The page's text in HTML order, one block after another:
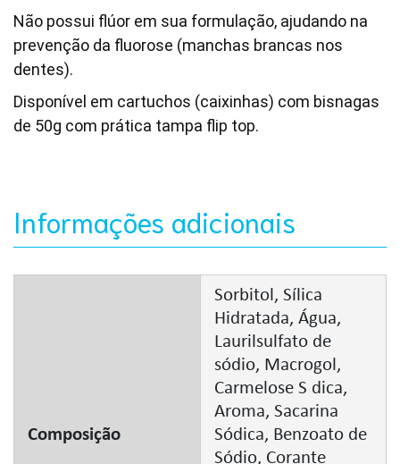
Não possui flúor em sua formulação, ajudando na
prevenção da fluorose (manchas brancas nos
dentes).
Disponível em cartuchos (caixinhas) com bisnagas
de 50g com prática tampa flip top.
Informações adicionais
Composição
Sorbitol, Sílica
Hidratada, Água,
Laurilsulfato de
sódio, Macrogol,
Carmelose S dica,
Aroma, Sacarina
Sódica, Benzoato de
Sódio, Corante